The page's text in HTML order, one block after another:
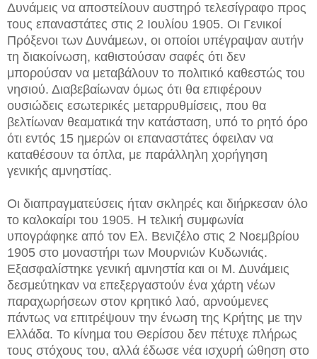
Δυνάμεις να αποστείλουν αυστηρό τελεσίγραφο προς
τους επαναστάτες στις 2 Ιουλίου 1905. Οι Γενικοί
Πρόξενοι των Δυνάμεων, οι οποίοι υπέγραψαν αυτήν
τη διακοίνωση, καθιστούσαν σαφές ότι δεν
μπορούσαν να μεταβάλουν το πολιτικό καθεστώς του
νησιού. Διαβεβαίωναν όμως ότι θα επιφέρουν
ουσιώδεις εσωτερικές μεταρρυθμίσεις, που θα
βελτίωναν θεαματικά την κατάσταση, υπό το ρητό όρο
ότι εντός 15 ημερών οι επαναστάτες όφειλαν να
καταθέσουν τα όπλα, με παράλληλη χορήγηση
γενικής αμνηστίας.
Οι διαπραγματεύσεις ήταν σκληρές και διήρκεσαν όλο
το καλοκαίρι του 1905. Η τελική συμφωνία
υπογράφηκε από τον Ελ. Βενιζέλο στις 2 Νοεμβρίου
1905 στο μοναστήρι των Μουρνιών Κυδωνιάς.
Εξασφαλίστηκε γενική αμνηστία και οι Μ. Δυνάμεις
δεσμεύτηκαν να επεξεργαστούν ένα χάρτη νέων
παραχωρήσεων στον κρητικό λαό, αρνούμενες
πάντως να επιτρέψουν την ένωση της Κρήτης με την
Ελλάδα. Το κίνημα του Θερίσου δεν πέτυχε πλήρως
τους στόχους του, αλλά έδωσε νέα ισχυρή ώθηση στο